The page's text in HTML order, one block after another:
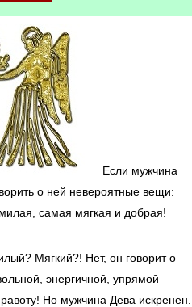
Если мужчина
о ней невероятные вещи:
самая мягкая и добрая!
Мягкий?! Нет, он говорит о
энергичной, упрямой
Но мужчина Дева искренен.